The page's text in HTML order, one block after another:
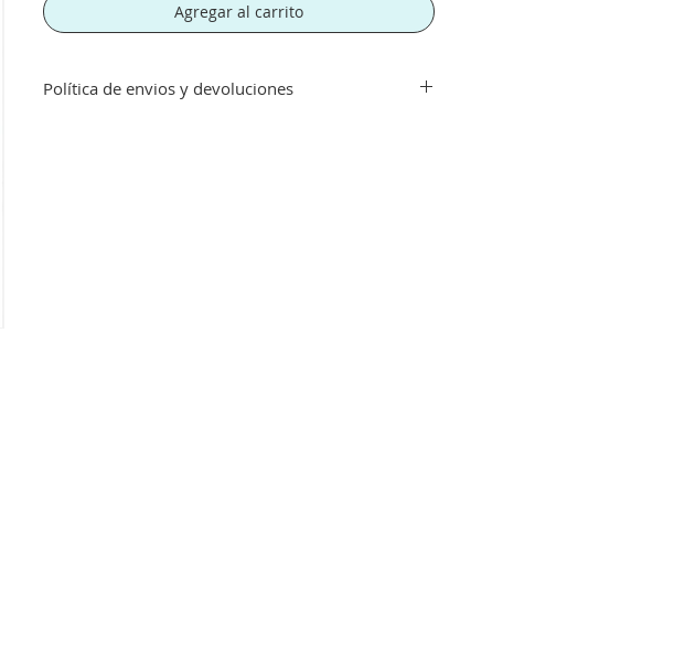
Agregar al carrito
Política de envios y devoluciones